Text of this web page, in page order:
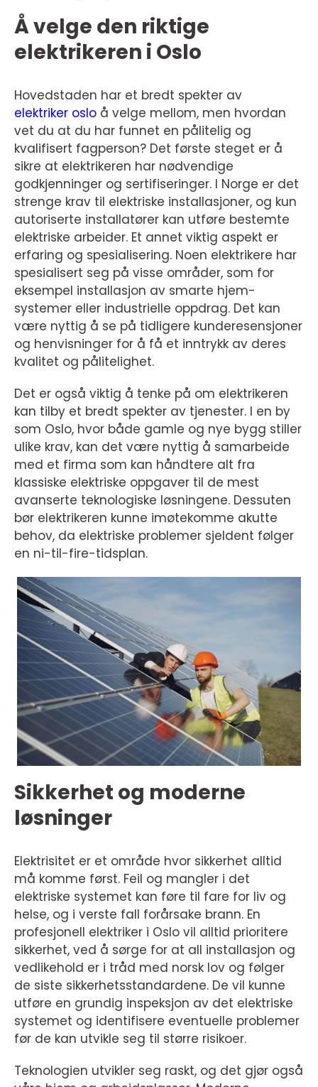
Å velge den riktige
elektrikeren i Oslo
Hovedstaden har et bredt spekter av
elektriker oslo å velge mellom, men hvordan
vet du at du har funnet en pålitelig og
kvalifisert fagperson? Det første steget er å
sikre at elektrikeren har nødvendige
godkjenninger og sertifiseringer. I Norge er det
strenge krav til elektriske installasjoner, og kun
autoriserte installatører kan utføre bestemte
elektriske arbeider. Et annet viktig aspekt er
erfaring og spesialisering. Noen elektrikere har
spesialisert seg på visse områder, som for
eksempel installasjon av smarte hjem-
systemer eller industrielle oppdrag. Det kan
være nyttig å se på tidligere kunderesensjoner
og henvisninger for å få et inntrykk av deres
kvalitet og pålitelighet.
Det er også viktig å tenke på om elektrikeren
kan tilby et bredt spekter av tjenester. I en by
som Oslo, hvor både gamle og nye bygg stiller
ulike krav, kan det være nyttig å samarbeide
med et firma som kan håndtere alt fra
klassiske elektriske oppgaver til de mest
avanserte teknologiske løsningene. Dessuten
bør elektrikeren kunne imøtekomme akutte
behov, da elektriske problemer sjeldent følger
en ni-til-fire-tidsplan.
Sikkerhet og moderne
løsninger
Elektrisitet er et område hvor sikkerhet alltid
må komme først. Feil og mangler i det
elektriske systemet kan føre til fare for liv og
helse, og i verste fall forårsake brann. En
profesjonell elektriker i Oslo vil alltid prioritere
sikkerhet, ved å sørge for at all installasjon og
vedlikehold er i tråd med norsk lov og følger
de siste sikkerhetsstandardene. De vil kunne
utføre en grundig inspeksjon av det elektriske
systemet og identifisere eventuelle problemer
før de kan utvikle seg til større risikoer.
Teknologien utvikler seg raskt, og det gjør også